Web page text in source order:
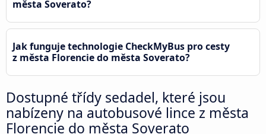
města Soverato?
Jak funguje technologie CheckMyBus pro cesty
z města Florencie do města Soverato?
Dostupné třídy sedadel, které jsou
nabízeny na autobusové lince z města
Florencie do města Soverato